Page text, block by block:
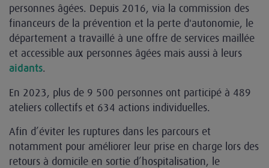
personnes âgées. Depuis 2016, via la commission des
financeurs de la prévention et la perte d'autonomie, le
département a travaillé à une offre de services maillée
et accessible aux personnes âgées mais aussi à leurs
aidants.
En 2023, plus de 9 500 personnes ont participé à 489
ateliers collectifs et 634 actions individuelles.
Afin d’éviter les ruptures dans les parcours et
notamment pour améliorer leur prise en charge lors des
retours à domicile en sortie d’hospitalisation, le